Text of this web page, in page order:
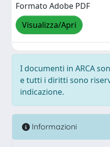
Formato Adobe PDF
Visualizza/Apri
I documenti in ARCA
e tutti i diritti sono
indicazione.
Informazioni